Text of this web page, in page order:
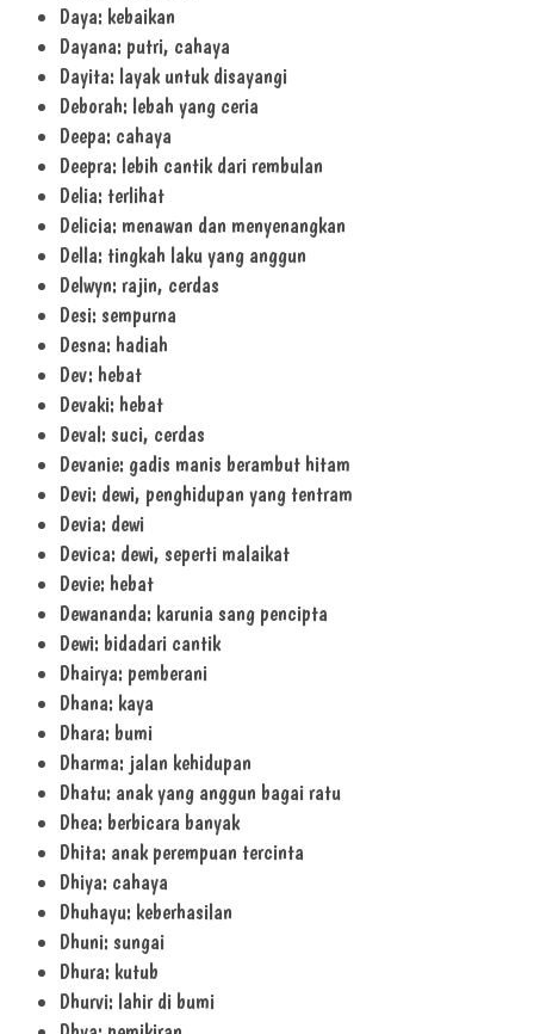
Daya: kebaikan
Dayana: putri, cahaya
Dayita: layak untuk disayangi
Deborah: lebah yang ceria
Deepa: cahaya
Deepra: lebih cantik dari rembulan
Delia: terlihat
Delicia: menawan dan menyenangkan
Della: tingkah laku yang anggun
Delwyn: rajin, cerdas
Desi: sempurna
Desna: hadiah
Dev: hebat
Devaki: hebat
Deval: suci, cerdas
Devanie: gadis manis berambut hitam
Devi: dewi, penghidupan yang tentram
Devia: dewi
Devica: dewi, seperti malaikat
Devie: hebat
Dewananda: karunia sang pencipta
Dewi: bidadari cantik
Dhairya: pemberani
Dhana: kaya
Dhara: bumi
Dharma: jalan kehidupan
Dhatu: anak yang anggun bagai ratu
Dhea: berbicara banyak
Dhita: anak perempuan tercinta
Dhiya: cahaya
Dhuhayu: keberhasilan
Dhuni: sungai
Dhura: kutub
Dhurvi: lahir di bumi